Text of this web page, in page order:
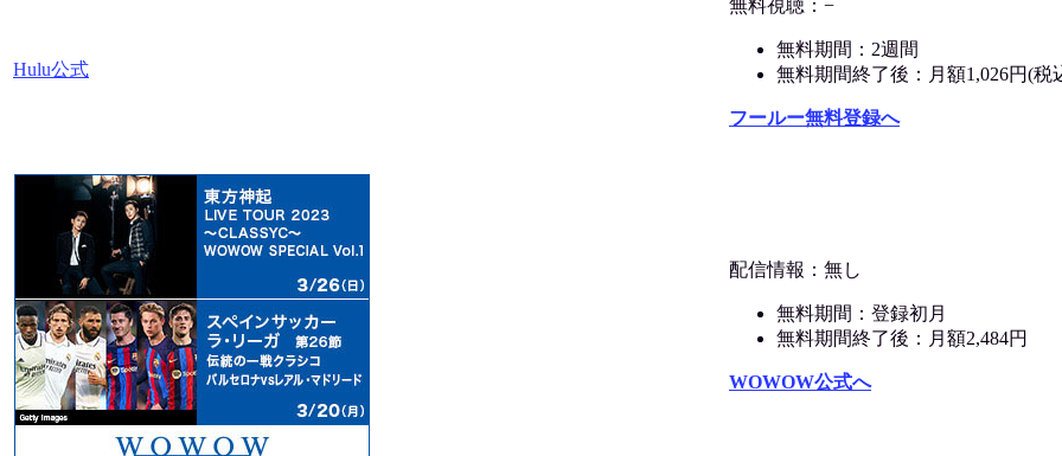
Hulu公式
無料視聴：−
無料期間：2週間
無料期間終了後：月額1,026円(税
フールー無料登録へ
配信情報：無し
無料期間：登録初月
無料期間終了後：月額2,484円
WOWOW公式へ